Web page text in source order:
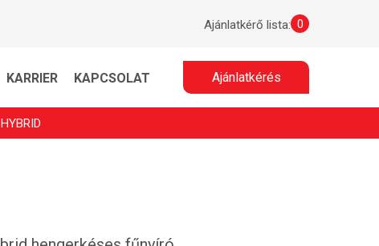
Ajánlatkérő lista: 0
KARRIER KAPCSOLAT Ajánlatkérés